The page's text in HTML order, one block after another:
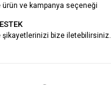
ürün ve kampanya seçeneği
şikayetlerinizi bize iletebilirsiniz.